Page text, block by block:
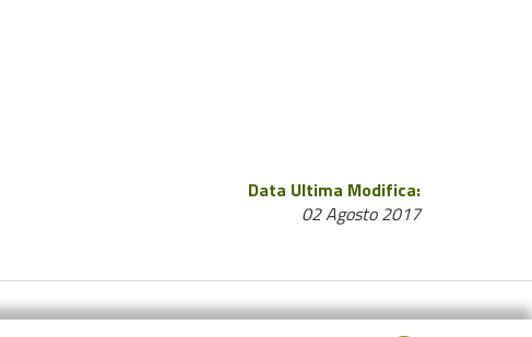
Data Ultima Modifica:
02 Agosto 2017